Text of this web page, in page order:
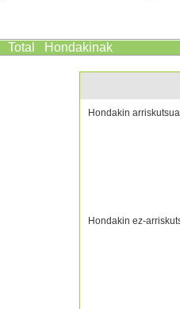
Total Hondakinak
Hondakin
Hondakin ez-